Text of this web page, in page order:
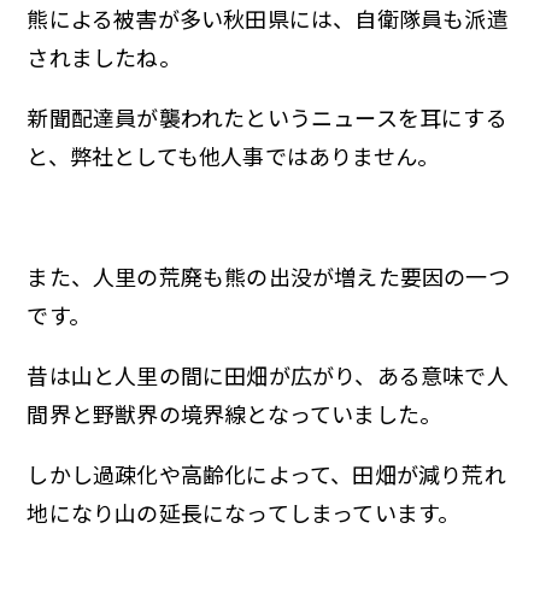
熊による被害が多い秋田県には、自衛隊員も派遣
されましたね。
新聞配達員が襲われたというニュースを耳にする
と、弊社としても他人事ではありません。
また、人里の荒廃も熊の出没が増えた要因の一つ
です。
昔は山と人里の間に田畑が広がり、ある意味で人
間界と野獣界の境界線となっていました。
しかし過疎化や高齢化によって、田畑が減り荒れ
地になり山の延長になってしまっています。